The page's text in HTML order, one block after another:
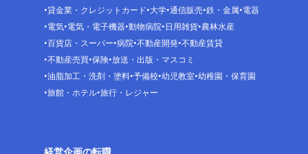
貸金業・クレジットカード 大学 通信販売 鉄・金属 電器
電気 電気・電子機器 動物病院 日用雑貨 農林水産
百貨店・スーパー 病院 不動産開発 不動産賃貸
不動産売買 保険 放送・出版・マスコミ
油脂加工・洗剤・塗料 予備校 幼児教室 幼稚園・保育園
旅館・ホテル 旅行・レジャー
経営企画の転職